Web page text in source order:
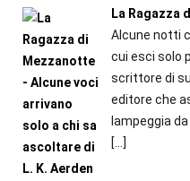
La Ragazza
Alcune notti
cui esci solo
scrittore di
editore che
lampeggia
[…]